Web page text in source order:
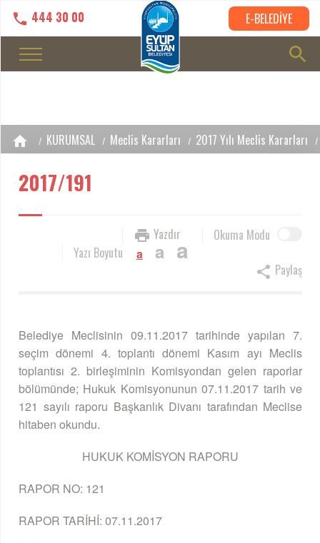
444 30 00 E-BELEDİYE
KURUMSAL Meclis Kararları 2017 Yılı Meclis Kararları
2017/191
Okuma Modu
Yazdır
Yazı Boyutu
a a a
Paylaş
Belediye Meclisinin 09.11.2017 tarihinde yapılan 7.
seçim dönemi 4. toplantı dönemi Kasım ayı Meclis
toplantısı 2. birleşiminin Komisyondan gelen raporlar
bölümünde; Hukuk Komisyonunun 07.11.2017 tarih ve
121 sayılı raporu Başkanlık Divanı tarafından Meclise
hitaben okundu.
HUKUK KOMİSYON RAPORU
RAPOR NO: 121
RAPOR TARİHİ: 07.11.2017